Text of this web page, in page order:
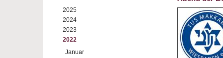
2025
2024
2023
2022
Januar